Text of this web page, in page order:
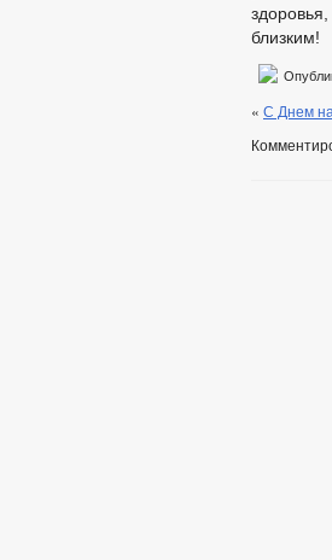
близким!
« С Днем